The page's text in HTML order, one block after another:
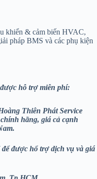
khiển & cảm biến HVAC,
pháp BMS và các phụ kiện
hỗ trợ miễn phí:
Thiên PhátService
hãng, giá cả cạnh
được hổ trợ dịch vụ và giá